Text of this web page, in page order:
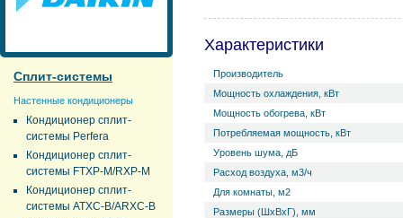
Сплит-системы
Настенные кондиционеры
Кондиционер сплит-
системы Perfera
Кондиционер сплит-
системы FTXP-M/RXP-M
Кондиционер сплит-
системы ATXC-B/ARXC-B
Характеристики
Производитель
Мощность охлаждения, кВт
Мощность обогрева, кВт
Потребляемая мощность, кВт
Уровень ш­ума, дБ
Расход воздуха, м3/ч
Для комнаты, м2
Размеры (ШхВхГ), мм